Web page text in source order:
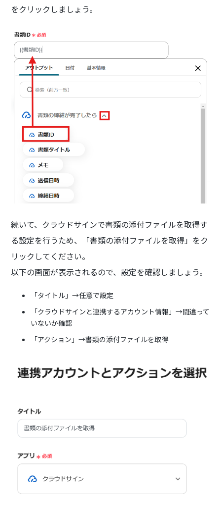
をクリックしましょう。
続いて、クラウドサインで書類の添付ファイルを取得す
る設定を行うため、「書類の添付ファイルを取得」をク
リックしてください。
以下の画面が表示されるので、設定を確認しましょう。
「タイトル」→任意で設定
「クラウドサインと連携するアカウント情報」→間違って
いないか確認
「アクション」→書類の添付ファイルを取得